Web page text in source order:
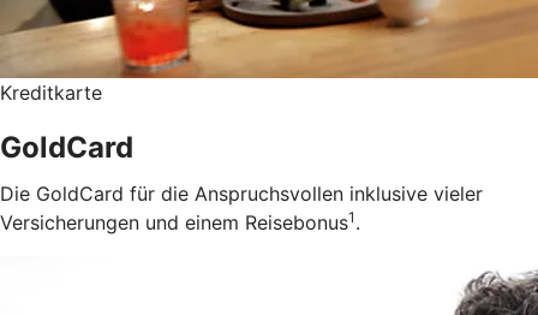
Kreditkarte
GoldCard
Die GoldCard für die Anspruchsvollen inklusive vieler
Versicherungen und einem Reisebonus1 .